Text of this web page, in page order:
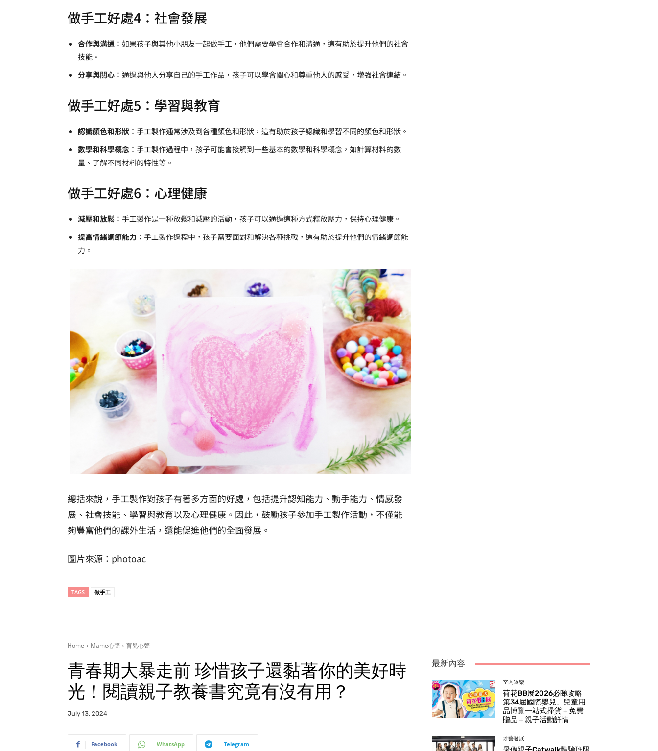
做手工好處4：社會發展
合作與溝通 ：如果孩子與其他小朋友一起做手工，他們需要學會合作和溝通，這有助於提升他們的社會
技能。
分享與關心 ：通過與他人分享自己的手工作品，孩子可以學會關心和尊重他人的感受，增強社會連結。
做手工好處5：學習與教育
認識顏色和形狀 ：手工製作通常涉及到各種顏色和形狀，這有助於孩子認識和學習不同的顏色和形狀。
數學和科學概念 ：手工製作過程中，孩子可能會接觸到一些基本的數學和科學概念，如計算材料的數
量、了解不同材料的特性等。
做手工好處6：心理健康
減壓和放鬆 ：手工製作是一種放鬆和減壓的活動，孩子可以通過這種方式釋放壓力，保持心理健康。
提高情緒調節能力 ：手工製作過程中，孩子需要面對和解決各種挑戰，這有助於提升他們的情緒調節能
力。
總括來說，手工製作對孩子有著多方面的好處，包括提升認知能力、動手能力、情感發
展、社會技能、學習與教育以及心理健康。因此，鼓勵孩子參加手工製作活動，不僅能
夠豐富他們的課外生活，還能促進他們的全面發展。
圖片來源：photoac
TAGS 做手工